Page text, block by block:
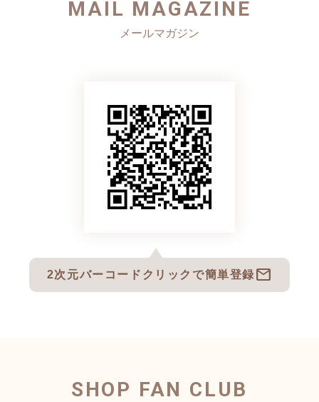
MAIL MAGAZINE
2次元バーコードクリックで簡単登録 mail
SHOP FAN CLUB